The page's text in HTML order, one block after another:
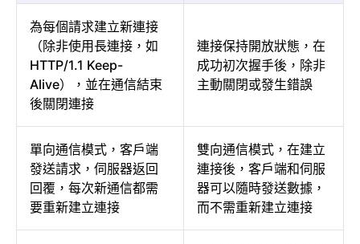
為每個請求建立新連接
（除非使用長連接，如
HTTP/1.1 Keep-
Alive），並在通信結束
後關閉連接
連接保持開放狀態，在
成功初次握手後，除非
主動關閉或發生錯誤
單向通信模式，客戶端
發送請求，伺服器返回
回覆，每次新通信都需
要重新建立連接
雙向通信模式，在建立
連接後，客戶端和伺服
器可以隨時發送數據，
而不需重新建立連接